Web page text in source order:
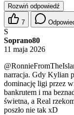
Rozwiń odpowiedź
7
S
Soprano80
11 maja 2026
narracja. Gdy Kylian
dominację ligi przez
bankrutem i ma
świetna, a Real
poszło nie tak xD